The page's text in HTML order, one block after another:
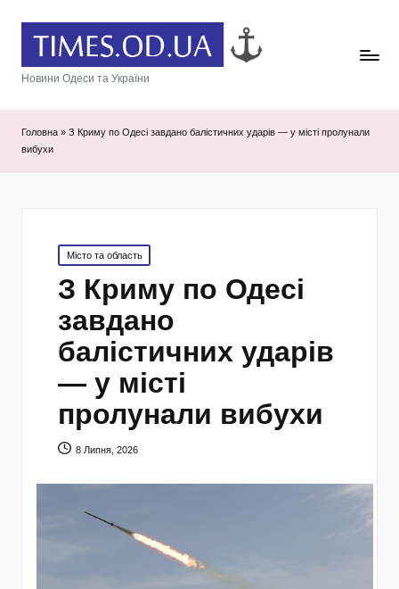
Новини Одеси та України
Головна » З Криму по Одесі завдано балістичних ударів — у місті пролунали
вибухи
Posted
in
Місто та область
З Криму по Одесі
завдано
балістичних ударів
— у місті
пролунали вибухи
8 Липня, 2026